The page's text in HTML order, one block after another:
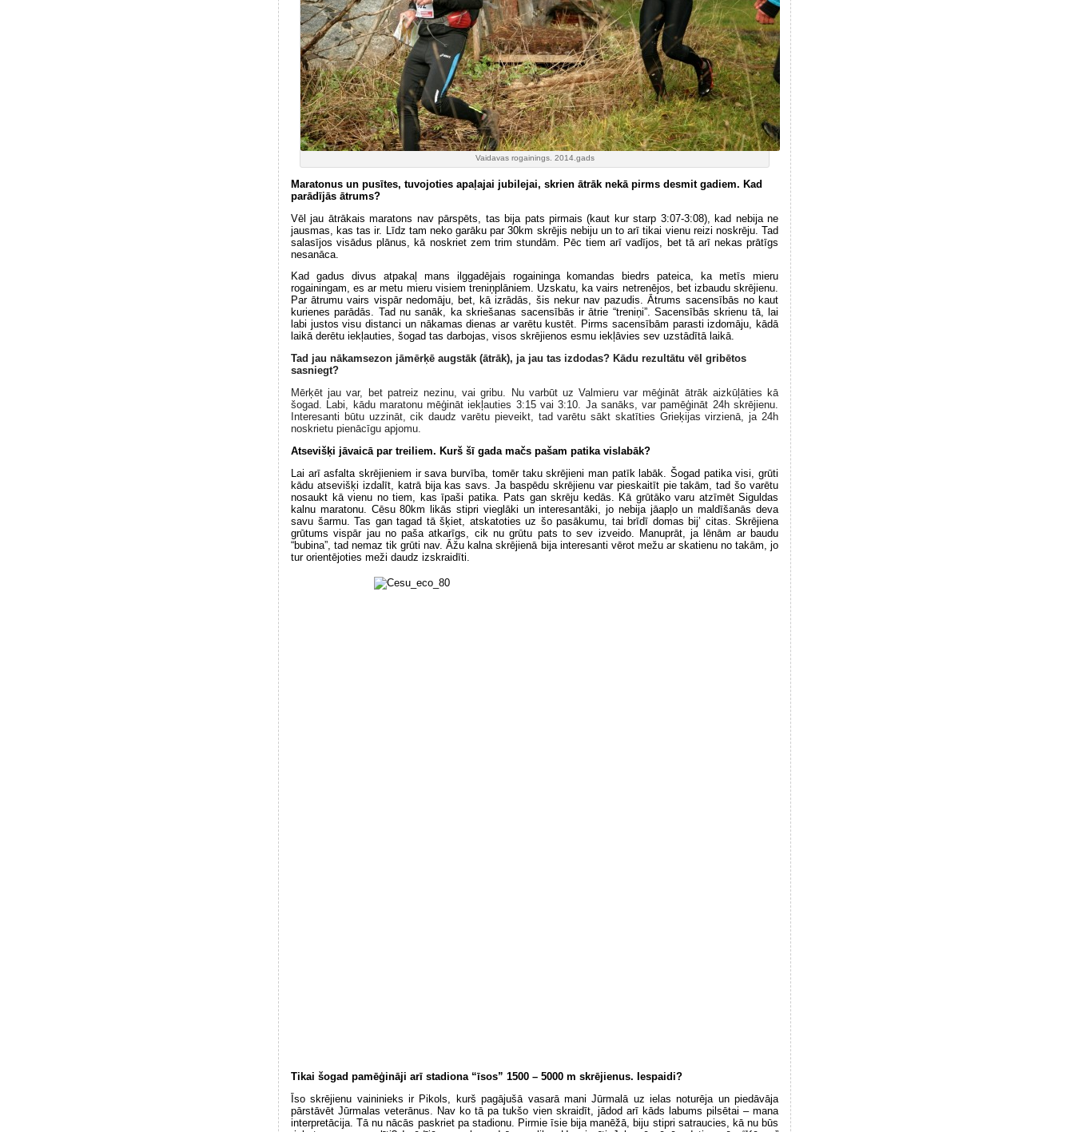
Vaidavas rogainings. 2014.gads
Maratonus un pusītes, tuvojoties apaļajai jubilejai, skrien ātrāk nekā pirms desmit gadiem. Kad
parādījās ātrums?
Vēl jau ātrākais maratons nav pārspēts, tas bija pats pirmais (kaut kur starp 3:07-3:08), kad nebija ne
jausmas, kas tas ir. Līdz tam neko garāku par 30km skrējis nebiju un to arī tikai vienu reizi noskrēju. Tad
salasījos visādus plānus, kā noskriet zem trim stundām. Pēc tiem arī vadījos, bet tā arī nekas prātīgs
nesanāca.
Kad gadus divus atpakaļ mans ilggadējais rogaininga komandas biedrs pateica, ka metīs mieru
rogainingam, es ar metu mieru visiem treniņplāniem. Uzskatu, ka vairs netrenējos, bet izbaudu skrējienu.
Par ātrumu vairs vispār nedomāju, bet, kā izrādās, šis nekur nav pazudis. Ātrums sacensībās no kaut
kurienes parādās. Tad nu sanāk, ka skriešanas sacensībās ir ātrie “treniņi”. Sacensībās skrienu tā, lai
labi justos visu distanci un nākamas dienas ar varētu kustēt. Pirms sacensībām parasti izdomāju, kādā
laikā derētu iekļauties, šogad tas darbojas, visos skrējienos esmu iekļāvies sev uzstādītā laikā.
Tad jau nākamsezon jāmērķē augstāk (ātrāk), ja jau tas izdodas? Kādu rezultātu vēl gribētos
sasniegt?
Mērķēt jau var, bet patreiz nezinu, vai gribu. Nu varbūt uz Valmieru var mēģināt ātrāk aizkūļāties kā
šogad. Labi, kādu maratonu mēģināt iekļauties 3:15 vai 3:10. Ja sanāks, var pamēģināt 24h skrējienu.
Interesanti būtu uzzināt, cik daudz varētu pieveikt, tad varētu sākt skatīties Grieķijas virzienā, ja 24h
noskrietu pienācīgu apjomu.
Atsevišķi jāvaicā par treiliem. Kurš šī gada mačs pašam patika vislabāk?
Lai arī asfalta skrējieniem ir sava burvība, tomēr taku skrējieni man patīk labāk. Šogad patika visi, grūti
kādu atsevišķi izdalīt, katrā bija kas savs. Ja baspēdu skrējienu var pieskaitīt pie takām, tad šo varētu
nosaukt kā vienu no tiem, kas īpaši patika. Pats gan skrēju kedās. Kā grūtāko varu atzīmēt Siguldas
kalnu maratonu. Cēsu 80km likās stipri vieglāki un interesantāki, jo nebija jāapļo un maldīšanās deva
savu šarmu. Tas gan tagad tā šķiet, atskatoties uz šo pasākumu, tai brīdī domas bij’ citas. Skrējiena
grūtums vispār jau no paša atkarīgs, cik nu grūtu pats to sev izveido. Manuprāt, ja lēnām ar baudu
“bubina”, tad nemaz tik grūti nav. Āžu kalna skrējienā bija interesanti vērot mežu ar skatienu no takām, jo
tur orientējoties meži daudz izskraidīti.
Tikai šogad pamēģināji arī stadiona “īsos” 1500 – 5000 m skrējienus. Iespaidi?
Īso skrējienu vaininieks ir Pikols, kurš pagājušā vasarā mani Jūrmalā uz ielas noturēja un piedāvāja
pārstāvēt Jūrmalas veterānus. Nav ko tā pa tukšo vien skraidīt, jādod arī kāds labums pilsētai – mana
interpretācija. Tā nu nācās paskriet pa stadionu. Pirmie īsie bija manēžā, biju stipri satraucies, kā nu būs